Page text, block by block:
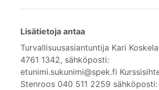
Lisätietoja antaa
Turvallisuusasiantuntija Kari
4761 1342, sähköposti:
etunimi.sukunimi@spek.fi
Stenroos 040 511 2259 sähköposti: